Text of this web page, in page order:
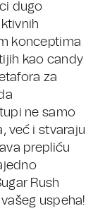
dugo
konceptima
kao candy
za
ne samo
već i stvaraju
prepliću
Rush
uspeha!